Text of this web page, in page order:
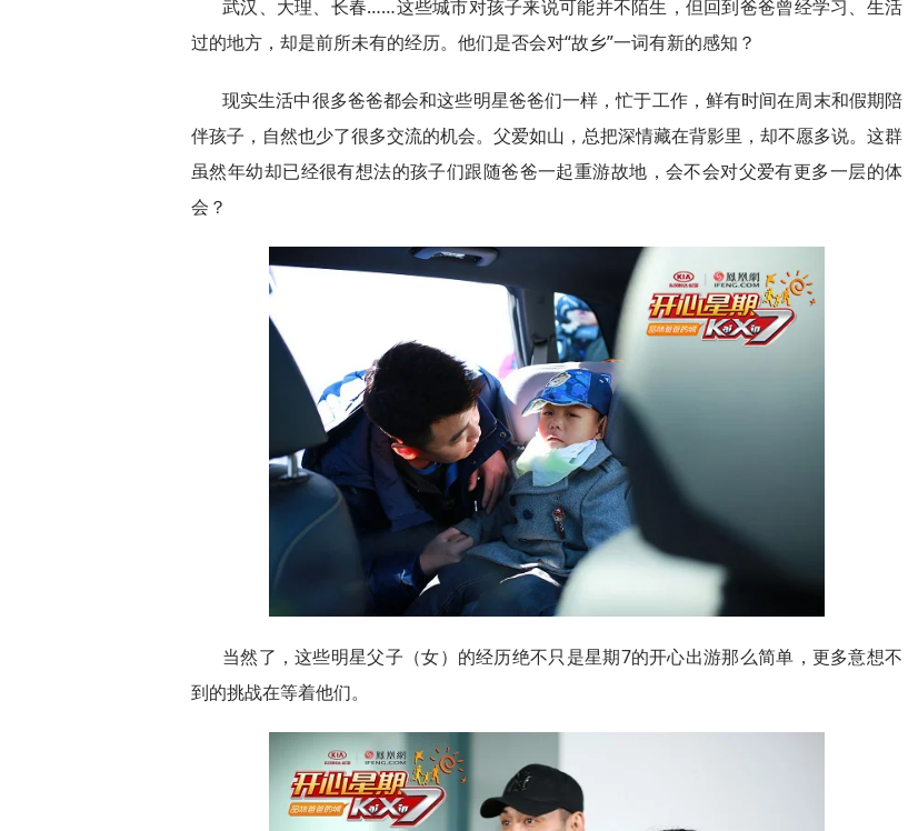
武汉、大理、长春……这些城市对孩子来说可能并不陌生，但回到爸爸曾经学习、生活
过的地方，却是前所未有的经历。他们是否会对“故乡”一词有新的感知？
现实生活中很多爸爸都会和这些明星爸爸们一样，忙于工作，鲜有时间在周末和假期陪
伴孩子，自然也少了很多交流的机会。父爱如山，总把深情藏在背影里，却不愿多说。这群
虽然年幼却已经很有想法的孩子们跟随爸爸一起重游故地，会不会对父爱有更多一层的体
会？
当然了，这些明星父子（女）的经历绝不只是星期7的开心出游那么简单，更多意想不
到的挑战在等着他们。